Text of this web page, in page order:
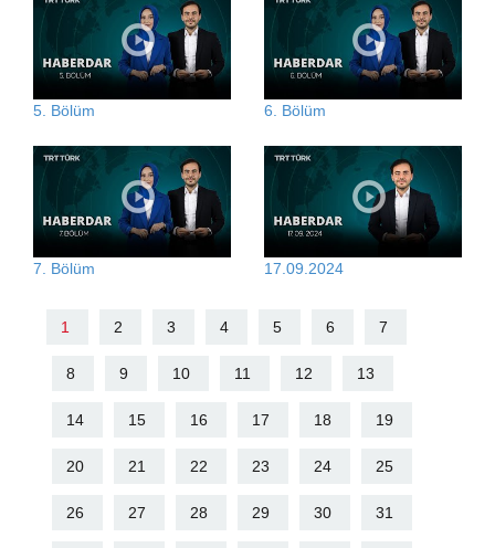
5. Bölüm 6. Bölüm
7. Bölüm 17.09.2024
1 2 3 4 5 6 7
8 9 10 11 12 13
14 15 16 17 18 19
20 21 22 23 24 25
26 27 28 29 30 31